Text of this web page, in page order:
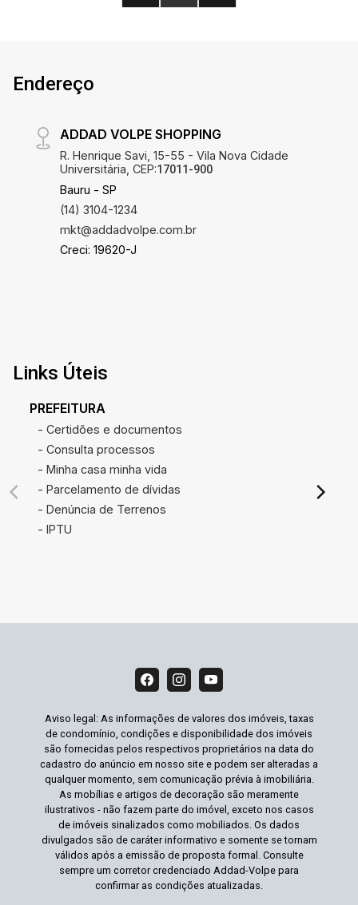
Endereço
ADDAD VOLPE SHOPPING
R. Henrique Savi, 15-55 - Vila Nova Cidade
Universitária, CEP:17011-900
Bauru - SP
(14) 3104-1234
mkt@addadvolpe.com.br
Creci: 19620-J
Links Úteis
PREFEITURA
- Certidões e documentos
- Consulta processos
- Minha casa minha vida
- Parcelamento de dívidas
- Denúncia de Terrenos
- IPTU
Aviso legal: As informações de valores dos imóveis, taxas
de condomínio, condições e disponibilidade dos imóveis
são fornecidas pelos respectivos proprietários na data do
cadastro do anúncio em nosso site e podem ser alteradas a
qualquer momento, sem comunicação prévia à imobiliária.
As mobílias e artigos de decoração são meramente
ilustrativos - não fazem parte do imóvel, exceto nos casos
de imóveis sinalizados como mobiliados. Os dados
divulgados são de caráter informativo e somente se tornam
válidos após a emissão de proposta formal. Consulte
sempre um corretor credenciado Addad-Volpe para
confirmar as condições atualizadas.